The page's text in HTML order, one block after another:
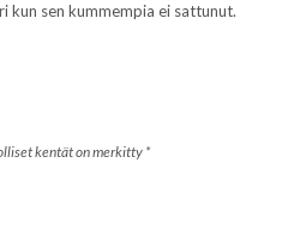
kun sen kummempia ei sattunut.
kentät on merkitty*